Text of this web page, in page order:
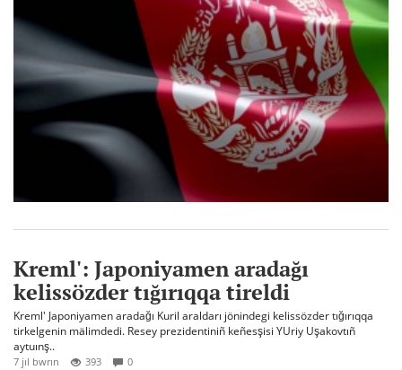
Kreml': Japoniyamen aradağı
kelissözder tığırıqqa tireldi
Kreml' Japoniyamen aradağı Kuril araldarı jönindegi kelissözder tığırıqqa
tirkelgenin mälimdedi. Resey prezidentiniñ keñesşisi YUriy Uşakovtıñ
aytuınş..
7 jıl bwrın 393 0